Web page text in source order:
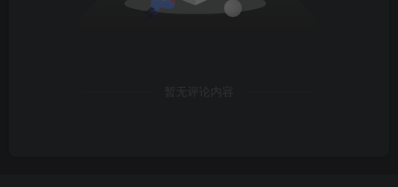
暂无评论内容